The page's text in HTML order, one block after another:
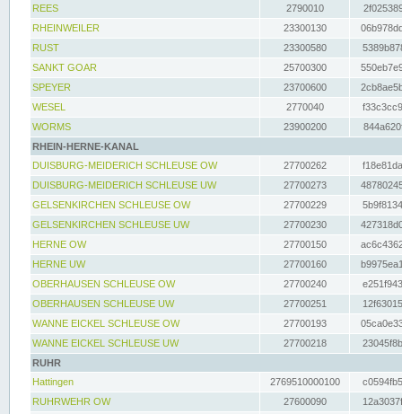
REES
2790010
RHEINWEILER
23300130
RUST
23300580
SANKT GOAR
25700300
SPEYER
23700600
WESEL
2770040
WORMS
23900200
RHEIN-HERNE-KANAL
DUISBURG-MEIDERICH SCHLEUSE OW
27700262
DUISBURG-MEIDERICH SCHLEUSE UW
27700273
GELSENKIRCHEN SCHLEUSE OW
27700229
GELSENKIRCHEN SCHLEUSE UW
27700230
HERNE OW
27700150
HERNE UW
27700160
OBERHAUSEN SCHLEUSE OW
27700240
OBERHAUSEN SCHLEUSE UW
27700251
WANNE EICKEL SCHLEUSE OW
27700193
WANNE EICKEL SCHLEUSE UW
27700218
RUHR
Hattingen
2769510000100
RUHRWEHR OW
27600090